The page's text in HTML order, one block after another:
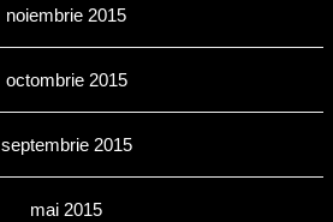
noiembrie 2015
octombrie 2015
septembrie 2015
mai 2015